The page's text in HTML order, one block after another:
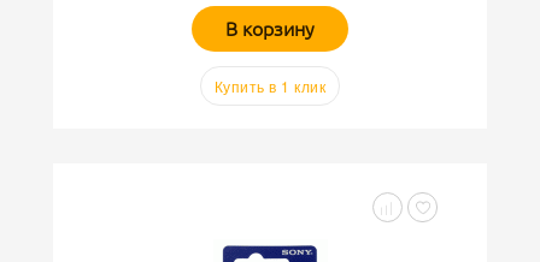
В корзину
Купить в 1 клик